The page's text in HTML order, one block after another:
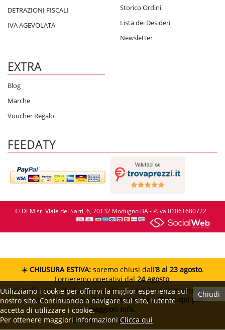
DETRAZIONI FISCALI
IVA AGEVOLATA
Storico Ordini
Lista dei Desideri
Newsletter
EXTRA
Blog
Marche
Voucher Regalo
FEEDATY
© DEM srl Viale dei Sarti, 6, 70132 Modugno BA - P.iva 01061680722
Chiudi
Utilizziamo i cookie per offrirvi la miglior esperienza sul
nostro sito. Continuando a navigare sul sito, l'utente
accetta di utilizzare i cookie.
Per ottenere maggiori informazioniClicca qui
☀️ CHIUSURA ESTIVA: saremo chiusi dall’8 al 23 agosto.
Torneremo operativi dal24 agosto.
Gli ordini ricevuti durante la chiusura potranno essere evasi
con qualche ritardo. Buone vacanze!👉 Clicca qui per
maggiori info.
Grazie.Team DEMshop!